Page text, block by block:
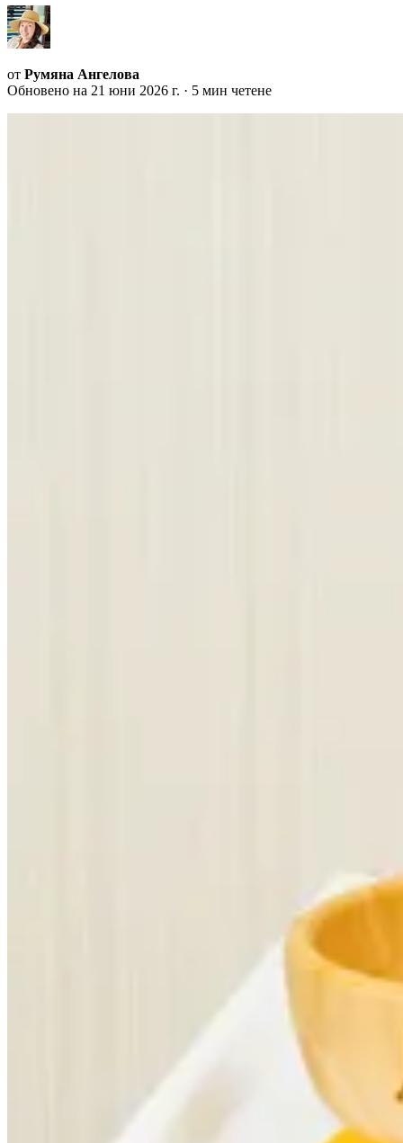
от Румяна Ангелова
Обновено на 21 юни 2026 г. · 5 мин четене